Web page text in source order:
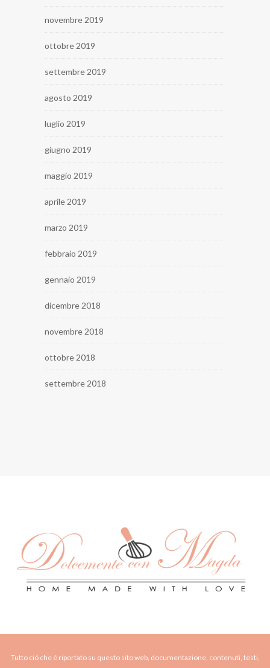
novembre 2019
ottobre 2019
settembre 2019
agosto 2019
luglio 2019
giugno 2019
maggio 2019
aprile 2019
marzo 2019
febbraio 2019
gennaio 2019
dicembre 2018
novembre 2018
ottobre 2018
settembre 2018
Tutto ció che é riportato su questo sito web, documentazione, contenuti, testi,